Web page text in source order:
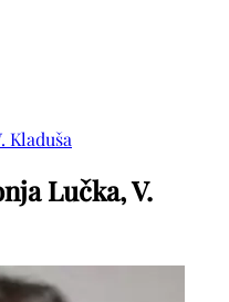
Kladuša
Lučka, V.